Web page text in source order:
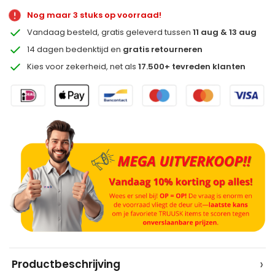
Nog maar 3 stuks op voorraad!
Vandaag besteld, gratis geleverd tussen11 aug & 13 aug
14 dagen bedenktijd en gratis retourneren
Kies voor zekerheid, net als17.500+ tevreden klanten
Productbeschrijving ›